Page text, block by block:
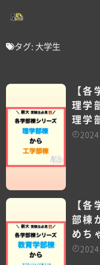
タグ: 大学生
【各
理学
理学
【各
部棟
めち